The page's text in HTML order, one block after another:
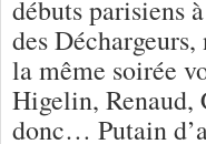
débuts parisiens
des
la même soirée
Higelin,
donc… Putain